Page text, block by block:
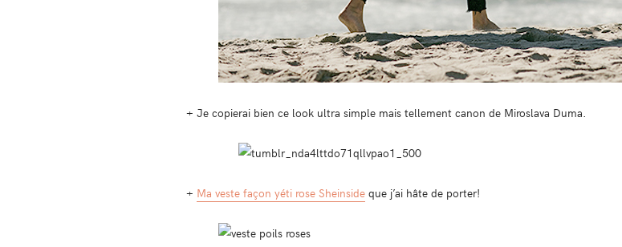
+ Je copierai bien ce look ultra simple mais tellement canon de Miroslava Duma.
+ Ma veste façon yéti rose Sheinside que j’ai hâte de porter!